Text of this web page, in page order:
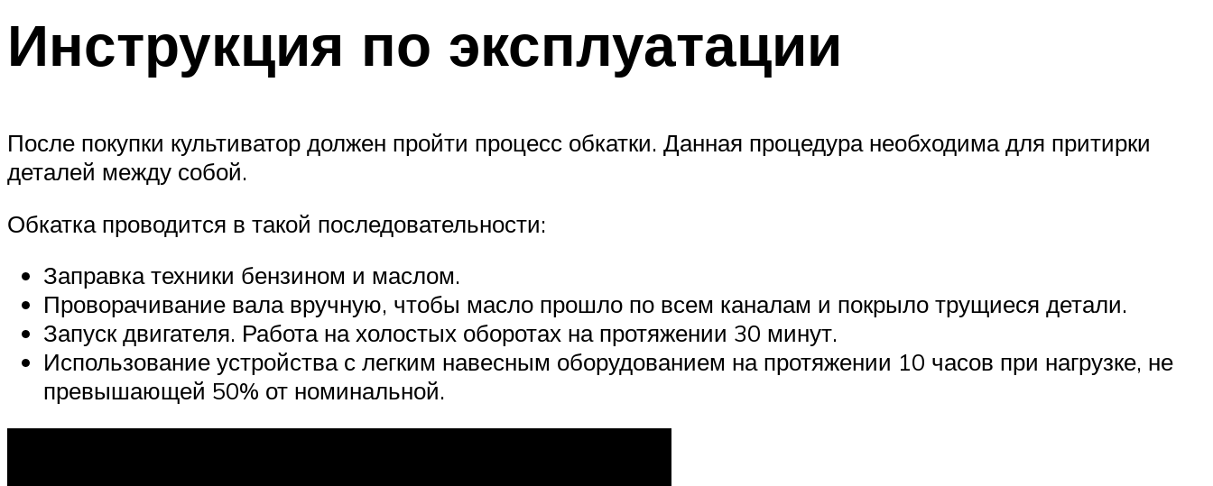
Инструкция по эксплуатации
После покупки культиватор должен пройти процесс обкатки. Данная процедура необходима для притирки
деталей между собой.
Обкатка проводится в такой последовательности:
Заправка техники бензином и маслом.
Проворачивание вала вручную, чтобы масло прошло по всем каналам и покрыло трущиеся детали.
Запуск двигателя. Работа на холостых оборотах на протяжении 30 минут.
Использование устройства с легким навесным оборудованием на протяжении 10 часов при нагрузке, не
превышающей 50% от номинальной.